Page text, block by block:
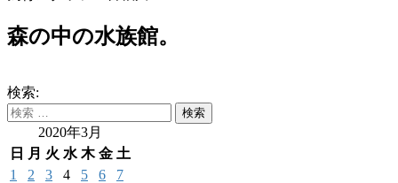
森の中の水族館。
検索:
2020年3月
日
月 火 水 木 金 土
1 2 3 4 5 6
7